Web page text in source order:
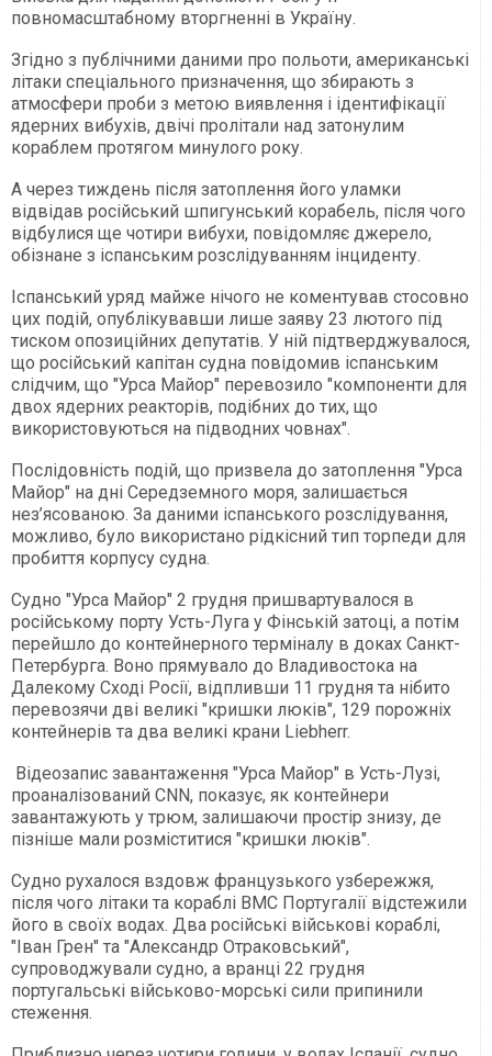
повномасштабному вторгненні в Україну.
Згідно з публічними даними про польоти, американські
літаки спеціального призначення, що збирають з
атмосфери проби з метою виявлення і ідентифікації
ядерних вибухів, двічі пролітали над затонулим
кораблем протягом минулого року.
А через тиждень після затоплення його уламки
відвідав російський шпигунський корабель, після чого
відбулися ще чотири вибухи, повідомляє джерело,
обізнане з іспанським розслідуванням інциденту.
Іспанський уряд майже нічого не коментував стосовно
цих подій, опублікувавши лише заяву 23 лютого під
тиском опозиційних депутатів. У ній підтверджувалося,
що російський капітан судна повідомив іспанським
слідчим, що "Урса Майор" перевозило "компоненти для
двох ядерних реакторів, подібних до тих, що
використовуються на підводних човнах".
Послідовність подій, що призвела до затоплення "Урса
Майор" на дні Середземного моря, залишається
нез’ясованою. За даними іспанського розслідування,
можливо, було використано рідкісний тип торпеди для
пробиття корпусу судна.
Судно "Урса Майор" 2 грудня пришвартувалося в
російському порту Усть-Луга у Фінській затоці, а потім
перейшло до контейнерного терміналу в доках Санкт-
Петербурга. Воно прямувало до Владивостока на
Далекому Сході Росії, відпливши 11 грудня та нібито
перевозячи дві великі "кришки люків", 129 порожніх
контейнерів та два великі крани Liebherr.
Відеозапис завантаження "Урса Майор" в Усть-Лузі,
проаналізований CNN, показує, як контейнери
завантажують у трюм, залишаючи простір знизу, де
пізніше мали розміститися "кришки люків".
Судно рухалося вздовж французького узбережжя,
після чого літаки та кораблі ВМС Португалії відстежили
його в своїх водах. Два російські військові кораблі,
"Іван Грен" та "Александр Отраковський",
супроводжували судно, а вранці 22 грудня
португальські військово-морські сили припинили
стеження.